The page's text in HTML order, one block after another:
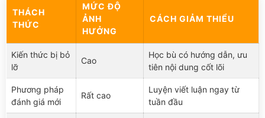
THÁCH
THỨC
MỨC ĐỘ
ẢNH
HƯỞNG
CÁCH GIẢM THIỂU
Kiến thức bị bỏ
lỡ
Cao
Học bù có hướng dẫn, ưu
tiên nội dung cốt lõi
Phương pháp
đánh giá mới
Rất cao
Luyện viết luận ngay từ
tuần đầu